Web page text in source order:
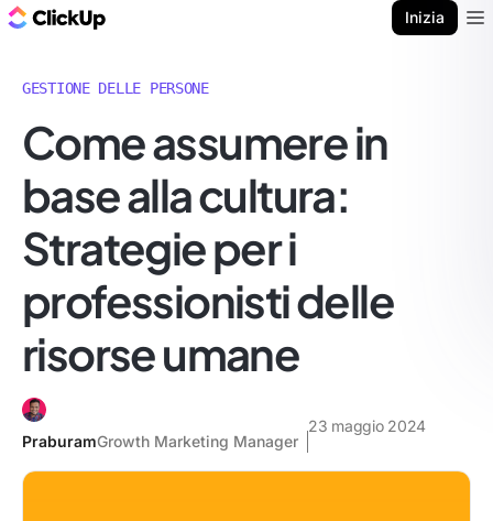
Inizia
GESTIONE DELLE PERSONE
Come assumere in
base alla cultura:
Strategie per i
professionisti delle
risorse umane
PraburamGrowth Marketing Manager
23 maggio 2024